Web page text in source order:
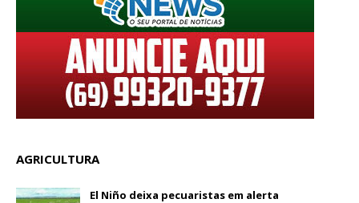
AGRICULTURA
El Niño deixa pecuaristas em alerta